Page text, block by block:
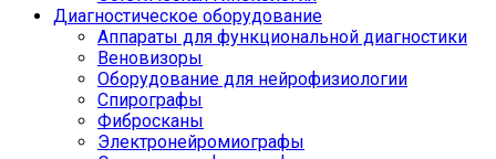
Диагностическое оборудование
Аппараты для функциональной диагностики
Веновизоры
Оборудование для нейрофизиологии
Спирографы
Фибросканы
Электронейромиографы